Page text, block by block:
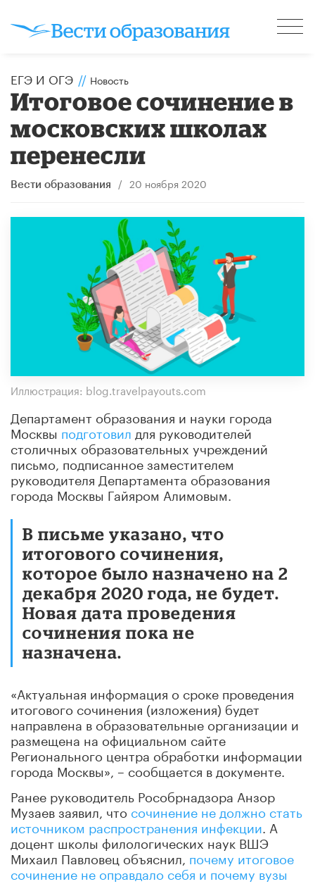
ЕГЭ И ОГЭ // Новость
Итоговое сочинение в
московских школах
перенесли
Вести образования / 20 ноября 2020
Иллюстрация: blog.travelpayouts.com
Департамент образования и науки города
Москвы подготовил для руководителей
столичных образовательных учреждений
письмо, подписанное заместителем
руководителя Департамента образования
города Москвы Гайяром Алимовым.
В письме указано, что
итогового сочинения,
которое было назначено на 2
декабря 2020 года, не будет.
Новая дата проведения
сочинения пока не
назначена.
«Актуальная информация о сроке проведения
итогового сочинения (изложения) будет
направлена в образовательные организации и
размещена на официальном сайте
Регионального центра обработки информации
города Москвы», – сообщается в документе.
Ранее руководитель Рособрнадзора Анзор
Музаев заявил, что сочинение не должно стать
источником распространения инфекции . А
доцент школы филологических наук ВШЭ
Михаил Павловец объяснил, почему итоговое
сочинение не оправдало себя и почему вузы